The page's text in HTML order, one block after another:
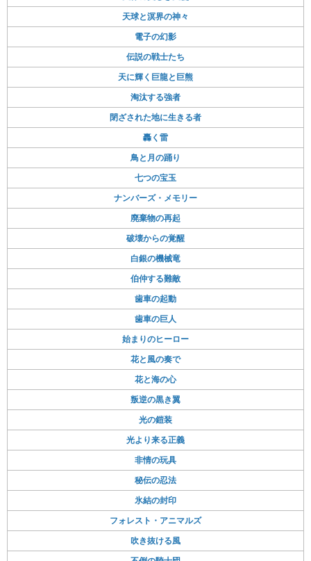
天球と溟界の神々
電子の幻影
伝説の戦士たち
天に輝く巨龍と巨熊
淘汰する強者
閉ざされた地に生きる者
轟く雷
鳥と月の踊り
七つの宝玉
ナンバーズ・メモリー
廃棄物の再起
破壊からの覚醒
白銀の機械竜
伯仲する難敵
歯車の起動
歯車の巨人
始まりのヒーロー
花と風の奏で
花と海の心
叛逆の黒き翼
光の鎧装
光より来る正義
非情の玩具
秘伝の忍法
氷結の封印
フォレスト・アニマルズ
吹き抜ける風